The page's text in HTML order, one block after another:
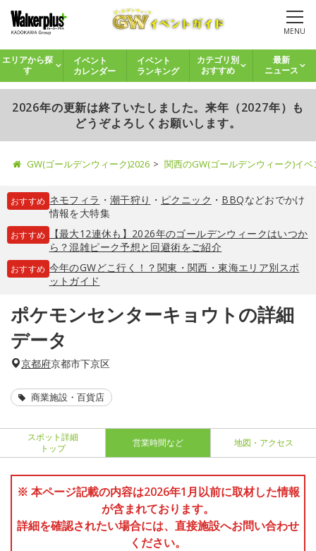
MENU
エリアから探
す
イベント
カレンダー
イベント
ランキング
カテゴリ別
おすすめ
最新
ニュース
2026年の更新は終了いたしました。来年（2027年）も
どうぞよろしくお願いします。
GW(ゴールデンウィーク)2026 関西のGW(ゴールデンウィーク)イ
おすすめ ネモフィラ ・ 潮干狩り ・ ピクニック ・ BBQなどおでかけ
情報を大特集
おすすめ
【最大12連休も】2026年のゴールデンウィークはいつか
ら？混雑ピーク予想と回避術をご紹介
おすすめ 今年のGWどこ行く！？関東・関西・東海エリア別スポ
ットガイド
ポケモンセンターキョウトの詳細
データ
京都府京都市下京区
商業施設・百貨店
スポット詳細
トップ
営業時間など 地図・アクセス
※ 本ページ記載の内容は2026年1月以前に取材した情報
が含まれております。
詳細を確認されたい場合には、直接施設へお問い合わせ
ください。